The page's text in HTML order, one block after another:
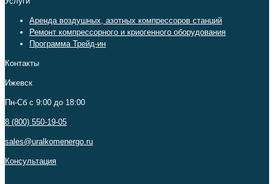
Аренда воздушных, азотных компрессоров станций
Ремонт компрессорного и криогенного оборудования
Программа Трейд-ин
Контакты
Ижевск
Пн-Сб c 9:00 до 18:00
8 (800) 550-19-05
sales@uralkomenergo.ru
Консультация